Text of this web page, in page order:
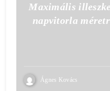
Maximális
napvitorla
Ágnes Kovács